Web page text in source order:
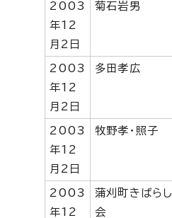
2003
年12
月2日
菊石岩男
2003
年12
月2日
多田孝広
2003
年12
月2日
牧野孝・照子
2003
年12
蒲刈町きばらし
会